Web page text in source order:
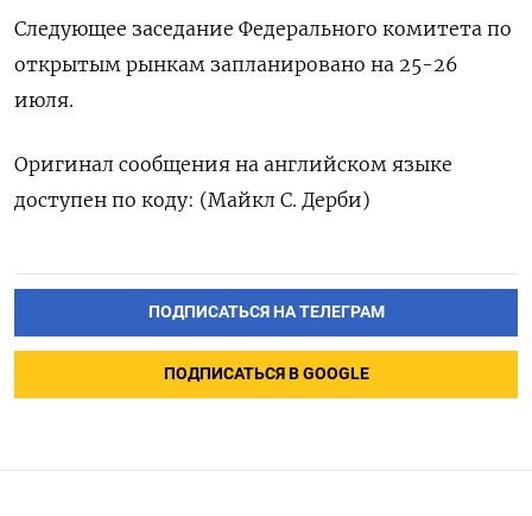
Следующее заседание Федерального комитета по
открытым рынкам запланировано на 25-26
июля.
Оригинал сообщения на английском языке
доступен по коду: (Майкл С. Дерби)
ПОДПИСАТЬСЯ НА ТЕЛЕГРАМ
ПОДПИСАТЬСЯ В GOOGLE